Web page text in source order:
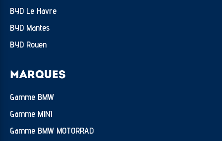
BYD Le Havre
BYD Mantes
BYD Rouen
MARQUES
Gamme BMW
Gamme MINI
Gamme BMW MOTORRAD